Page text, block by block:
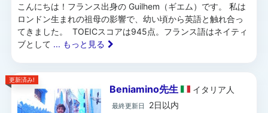
こんにちは！フランス出身の Guilhem（ギエム）です。 私は
ロンドン生まれの祖母の影響で、幼い頃から英語と触れ合っ
てきました。 TOEICスコアは945点。フランス語はネイティ
ブとして ... もっと見る
更新済み!
Beniamino先生 イタリア 人
最終更新日 2日以内